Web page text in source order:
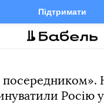
Підтримати
FacebookTelegramTwitter
посередником».
Росію у